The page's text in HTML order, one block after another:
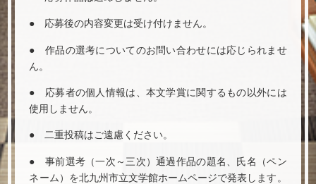
● 応募後の内容変更は受け付けません。
● 作品の選考についてのお問い合わせには応じられませ
ん。
● 応募者の個人情報は、本文学賞に関するもの以外には
使用しません。
● 二重投稿はご遠慮ください。
● 事前選考（一次～三次）通過作品の題名、氏名（ペン
ネーム）を北九州市立文学館ホームページで発表します。